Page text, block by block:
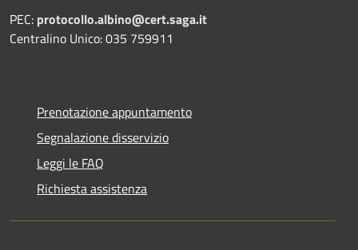
PEC: protocollo.albino@cert.saga.it
Centralino Unico: 035 759911
Prenotazione appuntamento
Segnalazione disservizio
Leggi le FAQ
Richiesta assistenza